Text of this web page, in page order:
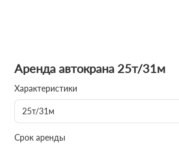
Аренда автокрана 25т/31м
Характеристики
25т/31м
Срок аренды